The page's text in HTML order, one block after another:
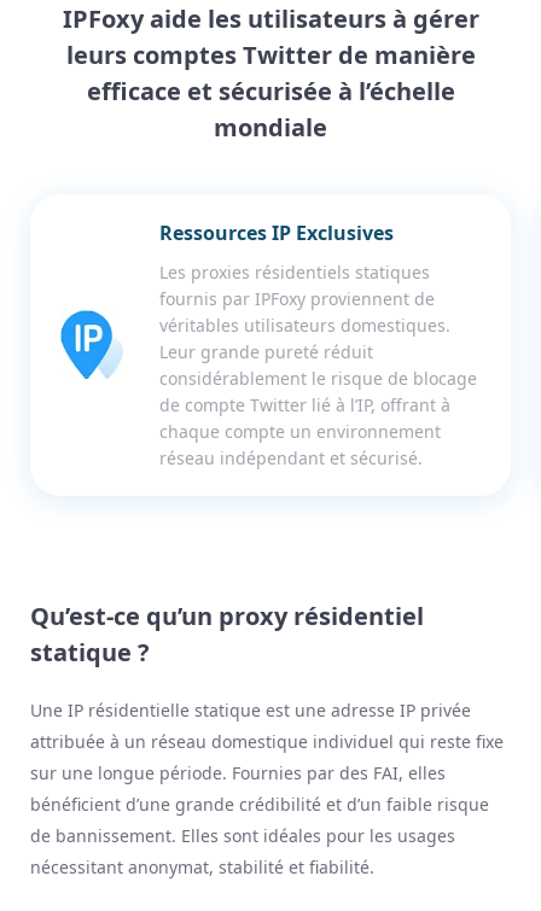
IPFoxy aide les utilisateurs à gérer
leurs comptes Twitter de manière
efficace et sécurisée à l’échelle
mondiale
Ressources IP Exclusives
Les proxies résidentiels statiques
fournis par IPFoxy proviennent de
véritables utilisateurs domestiques.
Leur grande pureté réduit
considérablement le risque de blocage
de compte Twitter lié à l’IP, offrant à
chaque compte un environnement
réseau indépendant et sécurisé.
Qu’est-ce qu’un proxy résidentiel
statique ?
Une IP résidentielle statique est une adresse IP privée
attribuée à un réseau domestique individuel qui reste fixe
sur une longue période. Fournies par des FAI, elles
bénéficient d’une grande crédibilité et d’un faible risque
de bannissement. Elles sont idéales pour les usages
nécessitant anonymat, stabilité et fiabilité.